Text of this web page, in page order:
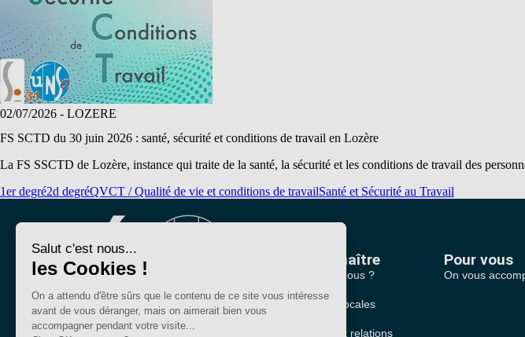
02/07/2026 - LOZERE
FS SCTD du 30 juin 2026 : santé, sécurité et conditions de travail en Lozère
La FS SSCTD de Lozère, instance qui traite de la santé, la sécurité et les conditions de travail des
1er degré2d degréQVCT / Qualité de vie et conditions de travailSanté et Sécurité au Travail
Bien plus qu'un
Nous connaître
Qui sommes-nous ?
Nos sections locales
Partenariats et relations
Pour vous
On vous